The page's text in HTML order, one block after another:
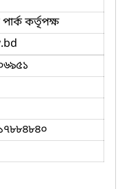
কর্তৃপক্ষ